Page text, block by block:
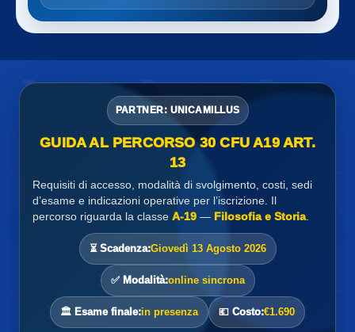
PARTNER: UNICAMILLUS
GUIDA AL PERCORSO 30 CFU A19 ART.
13
Requisiti di accesso, modalità di svolgimento, costi, sedi
d’esame e indicazioni operative per l’iscrizione. Il
percorso riguarda la classe A-19 — Filosofia e Storia.
⏳ Scadenza:Giovedì 13 Agosto 2026
✅ Modalità:online sincrona
🏛️ Esame finale:in presenza 💶 Costo:€1.690